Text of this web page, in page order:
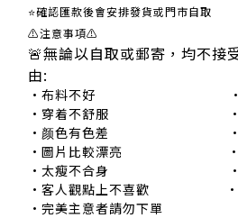
⭐確認匯款後會安排發貨或門市自取
⚠注意事項⚠
🚨無論以自取或郵寄，均不接
由:
•布料不好 •造
•穿着不舒服 •穿
•颜色有色差 •颜
•圖片比較漂亮 •穿
•太瘦不合身 •不影
•客人觀點上不喜歡 •貨
•完美主意者請勿下單